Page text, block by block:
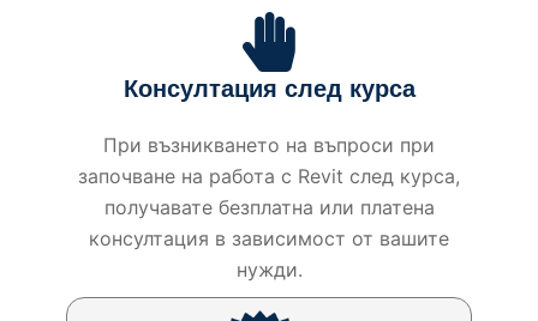
Консултация след курса
При възникването на въпроси при
започване на работа с Revit след курса,
получавате безплатна или платена
консултация в зависимост от вашите
нужди.